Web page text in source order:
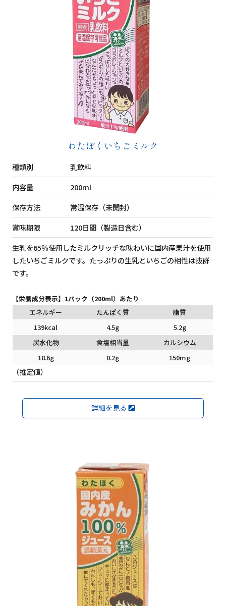
わたぼくいちごミルク
種類別
乳飲料
内容量
200ml
保存方法
常温保存（未開封）
賞味期限
120日間（製造日含む）
生乳を65％使用したミルクリッチな味わいに国内産果汁を使用
したいちごミルクです。たっぷりの生乳といちごの相性は抜群
です。
【栄養成分表示】1パック（200ml）あたり
エネルギー
たんぱく質
脂質
139kcal
4.5g
5.2g
炭水化物
食塩相当量
カルシウム
18.6g
0.2g 150mg
（推定値）
詳細を見る